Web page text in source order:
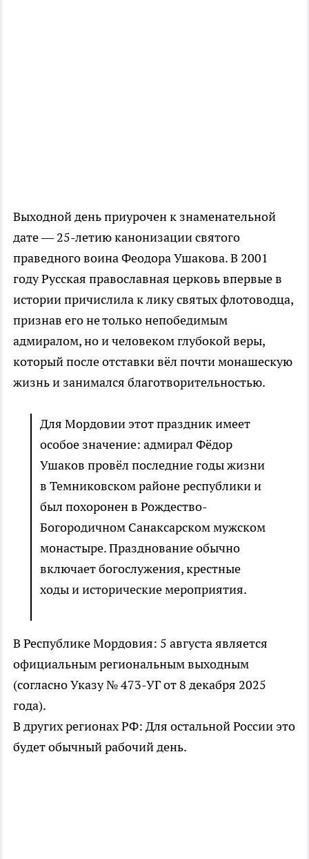
Выходной день приурочен к знаменательной
дате — 25-летию канонизации святого
праведного воина Феодора Ушакова. В 2001
году Русская православная церковь впервые в
истории причислила к лику святых флотоводца,
признав его не только непобедимым
адмиралом, но и человеком глубокой веры,
который после отставки вёл почти монашескую
жизнь и занимался благотворительностью.
Для Мордовии этот праздник имеет
особое значение: адмирал Фёдор
Ушаков провёл последние годы жизни
в Темниковском районе республики и
был похоронен в Рождество-
Богородичном Санаксарском мужском
монастыре. Празднование обычно
включает богослужения, крестные
ходы и исторические мероприятия.
В Республике Мордовия: 5 августа является
официальным региональным выходным
(согласно Указу № 473-УГ от 8 декабря 2025
года).
В других регионах РФ: Для остальной России это
будет обычный рабочий день.